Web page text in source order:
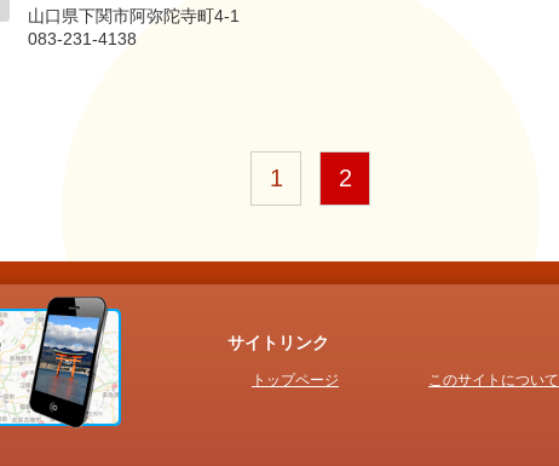
山口県下関市阿弥陀寺町4-1
083-231-4138
1 2
サイトリンク
トップページ このサイトについて